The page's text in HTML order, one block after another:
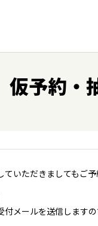
予約・
いただきましてもご予
メールを送信します